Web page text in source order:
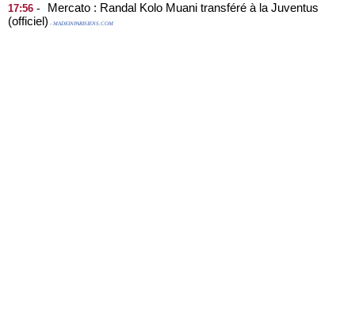
17:56 -
Mercato : Randal Kolo Muani transféré à la Juventus
(officiel) - MADEINPARISIENS.COM